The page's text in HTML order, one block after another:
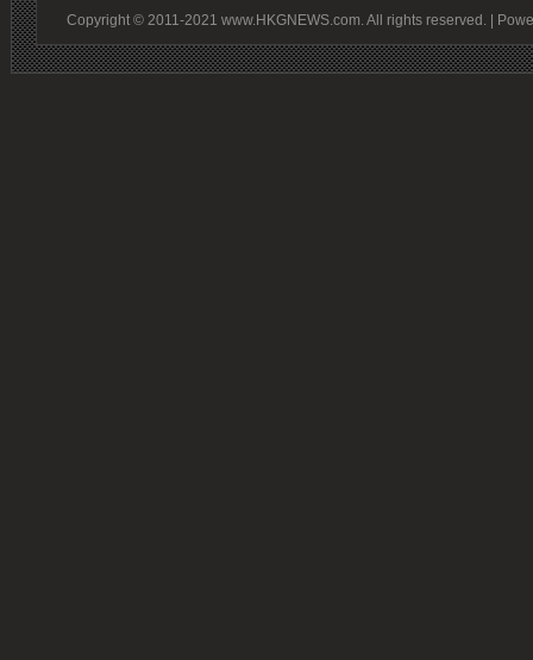
Copyright © 2011-2021 www.HKGNEWS.com. All rights reserved. |